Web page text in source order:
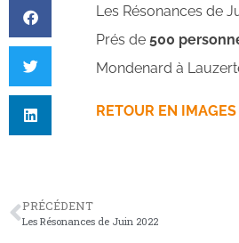
Les Résonances de
Prés de 500
Mondenard à
RETOUR EN IMAGES
PRÉCÉDENT
Les Résonances de Juin 2022